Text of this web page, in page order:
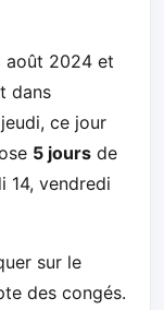
août 2024 et
dans
ce jour
5 jours de
14, vendredi
sur le
des congés.